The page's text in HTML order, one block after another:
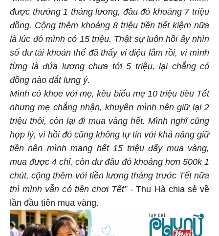
được thưởng 1 tháng lương, đâu đó khoảng 7 triệu
đồng. Cộng thêm khoảng 8 triệu tiền tiết kiệm nữa
là lúc đó mình có 15 triệu. Thật sự luôn hồi ấy nhìn
số dư tài khoản thế đã thấy vi diệu lắm rồi, vì mình
từng là đứa lương chưa tới 5 triệu, lại chẳng có
đồng nào dắt lưng ý.
Mình có khoe với mẹ, kêu biếu mẹ 10 triệu tiêu Tết
nhưng mẹ chẳng nhận, khuyên mình nên giữ lại 2
triệu thôi, còn lại đi mua vàng hết. Mình nghĩ cũng
hợp lý, vì hồi đó cũng không tự tin với khả năng giữ
tiền nên mình mang hết 15 triệu đấy mua vàng,
mua được 4 chỉ, còn dư đâu đó khoảng hơn 500k 1
chút, cộng thêm với tiền lương tháng trước Tết nữa
thì mình vẫn có tiền chơi Tết” - Thu Hà chia sẻ về
lần đầu tiên mua vàng.